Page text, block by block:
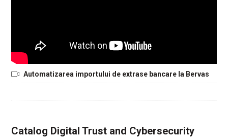
Automatizarea importului de extrase bancare la Bervas
Catalog Digital Trust and Cybersecurity